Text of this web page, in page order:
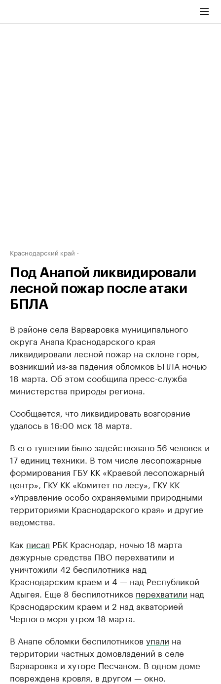
Краснодарский край
Под Анапой ликвидировали
лесной пожар после атаки
БПЛА
В районе села Варваровка муниципального
округа Анапа Краснодарского края
ликвидировали лесной пожар на склоне горы,
возникший из-за падения обломков БПЛА ночью
18 марта. Об этом сообщила пресс-служба
министерства природы региона.
Сообщается, что ликвидировать возгорание
удалось в 16:00 мск 18 марта.
В его тушении было задействовано 56 человек и
17 единиц техники. В том числе лесопожарные
формирования ГБУ КК «Краевой лесопожарный
центр», ГКУ КК «Комитет по лесу», ГКУ КК
«Управление особо охраняемыми природными
территориями Краснодарского края» и другие
ведомства.
Как писал РБК Краснодар, ночью 18 марта
дежурные средства ПВО перехватили и
уничтожили 42 беспилотника над
Краснодарским краем и 4 — над Республикой
Адыгея. Еще 8 беспилотников перехватили над
Краснодарским краем и 2 над акваторией
Черного моря утром 18 марта.
В Анапе обломки беспилотников упали на
территории частных домовладений в селе
Варваровка и хуторе Песчаном. В одном доме
повреждена кровля, в другом — окно.